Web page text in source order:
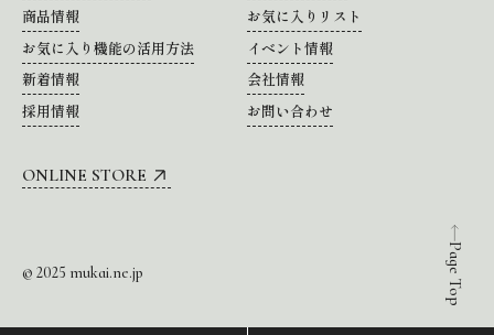
Page Top
商品情報
お気に入りリスト
お気に入り機能の活用方法
イベント情報
新着情報
会社情報
採用情報
お問い合わせ
ONLINE STORE
© 2025 mukai.ne.jp